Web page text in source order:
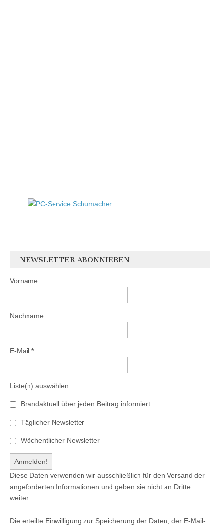
NEWSLETTER ABONNIEREN
Vorname
Nachname
E-Mail *
Liste(n) auswählen:
Brandaktuell über jeden Beitrag informiert
Täglicher Newsletter
Wöchentlicher Newsletter
Diese Daten verwenden wir ausschließlich für den Versand der
angeforderten Informationen und geben sie nicht an Dritte
weiter.
Die erteilte Einwilligung zur Speicherung der Daten, der E-Mail-